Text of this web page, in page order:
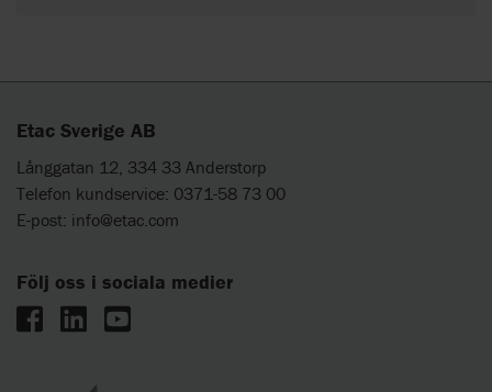
Etac Sverige AB
Långgatan 12, 334 33 Anderstorp
Telefon kundservice: 0371-58 73 00
E-post: info@etac.com
Följ oss i sociala medier